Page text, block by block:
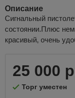
Описание
Сигнальный
состоянии.Плюс
красивый, очень
25 000
Торг уместен